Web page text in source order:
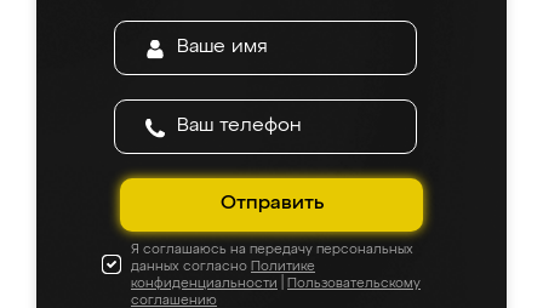
Отправить
Я соглашаюсь на передачу персональных
данных согласно Политике
конфиденциальности
Пользовательскому
соглашению